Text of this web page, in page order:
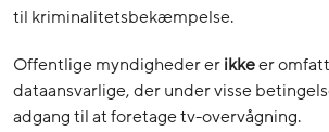
til kriminalitetsbekæmpelse.
Offentlige myndigheder erikkeer
dataansvarlige, der under visse
adgang til at foretage tv-overvågning.